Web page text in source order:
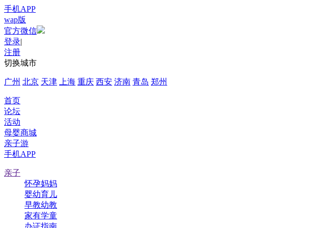
手机APP
wap版
官方微信
登录|
注册
切换城市
广州 北京 天津 上海 重庆 西安 济南 青岛 郑州
首页
论坛
活动
母婴商城
亲子游
手机APP
亲子
怀孕妈妈
婴幼育儿
早教幼教
家有学童
办证指南